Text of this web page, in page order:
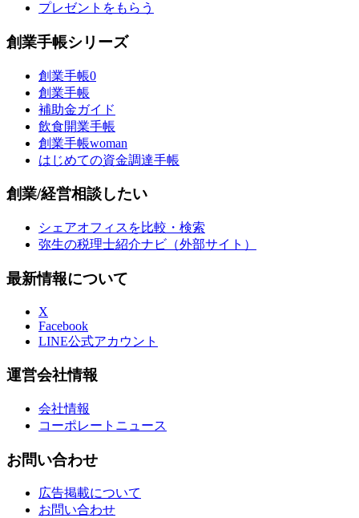
プレゼントをもらう
創業手帳シリーズ
創業手帳0
創業手帳
補助金ガイド
飲食開業手帳
創業手帳woman
はじめての資金調達手帳
創業/経営相談したい
シェアオフィスを比較・検索
弥生の税理士紹介ナビ（外部サイト）
最新情報について
X
Facebook
LINE公式アカウント
運営会社情報
会社情報
コーポレートニュース
お問い合わせ
広告掲載について
お問い合わせ